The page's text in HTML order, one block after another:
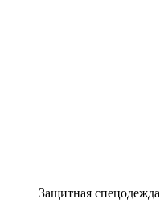
Защитная спецодежда